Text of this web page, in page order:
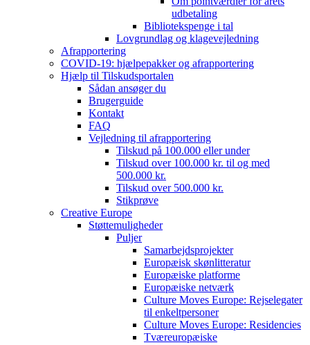
udbetaling
Bibliotekspenge i tal
Lovgrundlag og klagevejledning
Afrapportering
COVID-19: hjælpepakker og afrapportering
Hjælp til Tilskudsportalen
Sådan ansøger du
Brugerguide
Kontakt
FAQ
Vejledning til afrapportering
Tilskud på 100.000 eller under
Tilskud over 100.000 kr. til og med
500.000 kr.
Tilskud over 500.000 kr.
Stikprøve
Creative Europe
Støttemuligheder
Puljer
Samarbejdsprojekter
Europæisk skønlitteratur
Europæiske platforme
Europæiske netværk
Culture Moves Europe: Rejselegater
til enkeltpersoner
Culture Moves Europe: Residencies
Tværeuropæiske